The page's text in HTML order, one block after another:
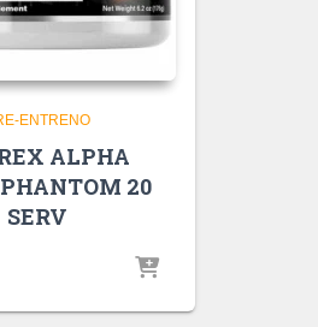
ENTRENO
ALPHA
20
SERV